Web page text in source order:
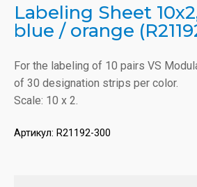
Labeling Sheet
blue / orange
For the labeling of 10 pairs VS
of 30 designation strips per color.
Scale: 10 x 2.
Артикул: R21192-300